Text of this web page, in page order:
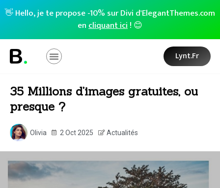
👋 Hello, je te propose -10% sur Divi d'ElegantThemes.com
encliquant ici! 😊
Lynt.fr
35 Millions d’images gratuites, ou
presque ?
Olivia 2 Oct 2025 Actualités